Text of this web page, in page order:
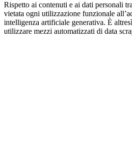
Rispetto ai contenuti e ai dati personali
vietata ogni utilizzazione funzionale
intelligenza artificiale generativa. È
utilizzare mezzi automatizzati di data